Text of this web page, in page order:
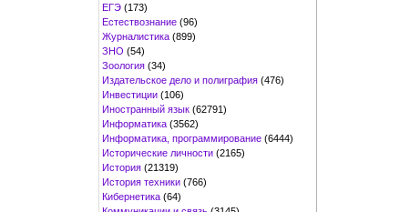
ЕГЭ (173)
Естествознание (96)
Журналистика (899)
ЗНО (54)
Зоология (34)
Издательское дело и полиграфия (476)
Инвестиции (106)
Иностранный язык (62791)
Информатика (3562)
Информатика, программирование (6444)
Исторические личности (2165)
История (21319)
История техники (766)
Кибернетика (64)